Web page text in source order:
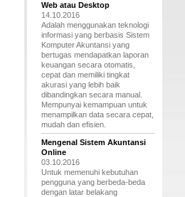
Web atau Desktop
14.10.2016
Adalah menggunakan teknologi
informasi yang berbasis Sistem
Komputer Akuntansi yang
bertugas mendapatkan laporan
keuangan secara otomatis,
cepat dan memiliki tingkat
akurasi yang lebih baik
dibandingkan secara manual.
Mempunyai kemampuan untuk
menampilkan data secara cepat,
mudah dan efisien.
Mengenal Sistem Akuntansi
Online
03.10.2016
Untuk memenuhi kebutuhan
pengguna yang berbeda-beda
dengan latar belakang